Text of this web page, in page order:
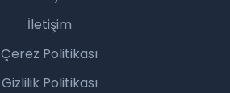
İletişim
Çerez Politikası
Gizlilik Politikası